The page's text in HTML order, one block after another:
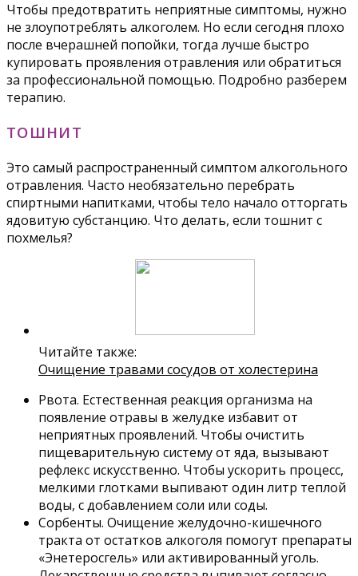
Чтобы предотвратить неприятные симптомы, нужно
не злоупотреблять алкоголем. Но если сегодня плохо
после вчерашней попойки, тогда лучше быстро
купировать проявления отравления или обратиться
за профессиональной помощью. Подробно разберем
терапию.
ТОШНИТ
Это самый распространенный симптом алкогольного
отравления. Часто необязательно перебрать
спиртными напитками, чтобы тело начало отторгать
ядовитую субстанцию. Что делать, если тошнит с
похмелья?
Читайте также:
Очищение травами сосудов от холестерина
Рвота. Естественная реакция организма на
появление отравы в желудке избавит от
неприятных проявлений. Чтобы очистить
пищеварительную систему от яда, вызывают
рефлекс искусственно. Чтобы ускорить процесс,
мелкими глотками выпивают один литр теплой
воды, с добавлением соли или соды.
Сорбенты. Очищение желудочно-кишечного
тракта от остатков алкоголя помогут препараты
«Энетеросгель» или активированный уголь.